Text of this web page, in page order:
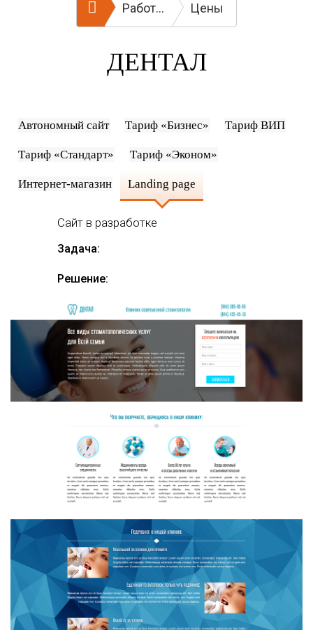
Работы Цены
ДЕНТАЛ
Автономный сайт Тариф «Бизнес» Тариф ВИП
Тариф «Стандарт» Тариф «Эконом»
Интернет-магазин Landing page
Сайт в разработке
Задача:
Решение: